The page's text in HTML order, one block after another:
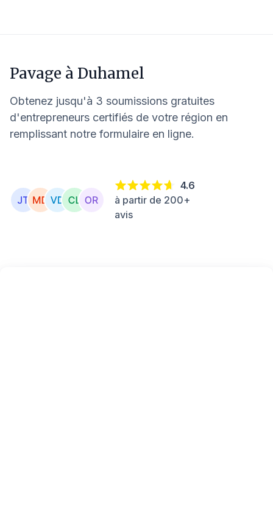
Pavage à Duhamel
Obtenez jusqu'à 3 soumissions gratuites
d'entrepreneurs certifiés de votre région en
remplissant notre formulaire en ligne.
4.6
à partir de 200+
avis